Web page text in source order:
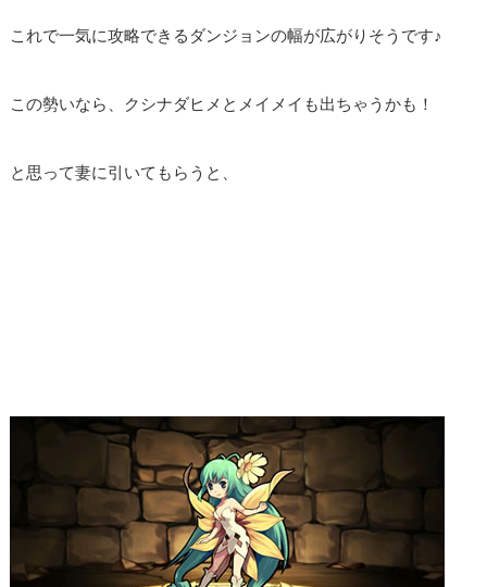
これで一気に攻略できるダンジョンの幅が広がりそうです♪
この勢いなら、クシナダヒメとメイメイも出ちゃうかも！
と思って妻に引いてもらうと、